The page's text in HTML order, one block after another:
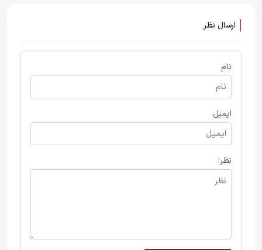
ارسال نظر
نام
ایمیل
نظر: